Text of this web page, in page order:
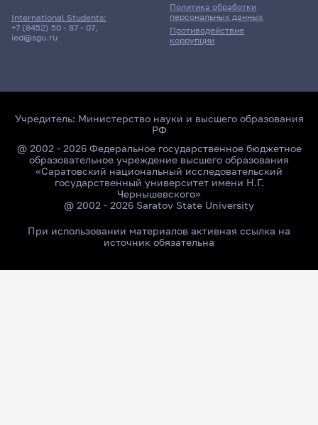
International Students:
+7 (8452) 50 - 87 - 07,
ied@sgu.ru
Политика обработки
персональных данных
Противодействие
коррупции
Учредитель: Министерство науки и высшего образования
РФ
@ 2002 - 2026 Федеральное государственное бюджетное
образовательное учреждение высшего образования
«Саратовский национальный исследовательский
государственный университет имени Н.Г.
Чернышевского»
@ 2002 - 2026 Saratov State University
При использовании материалов активная ссылка на
источник обязательна